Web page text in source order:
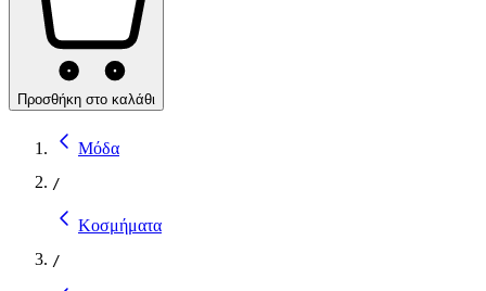
Προσθήκη στο καλάθι
Μόδα
/
Κοσμήματα
/